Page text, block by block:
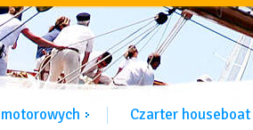
Czarter houseboat